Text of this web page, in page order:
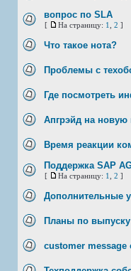
вопрос по SLA
[ На страницу: 1 2 ]
Что такое нота?
Проблемы с
Где посмотреть
Апгрэйд на новую
Время реакции
Поддержка SAP
[ На страницу: 1 2 ]
Дополнительные
Планы по выпуску
customer